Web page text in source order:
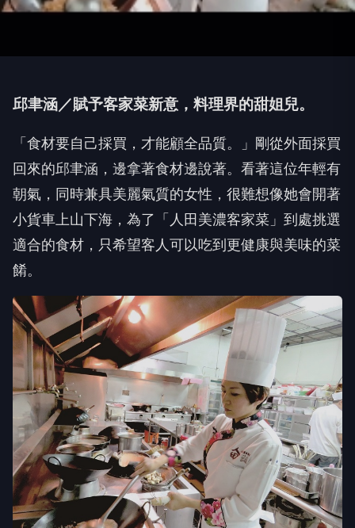
邱聿涵／賦予客家菜新意，料理界的甜姐兒。
「食材要自己採買，才能顧全品質。」剛從外面採買
回來的邱聿涵，邊拿著食材邊說著。看著這位年輕有
朝氣，同時兼具美麗氣質的女性，很難想像她會開著
小貨車上山下海，為了「人田美濃客家菜」到處挑選
適合的食材，只希望客人可以吃到更健康與美味的菜
餚。